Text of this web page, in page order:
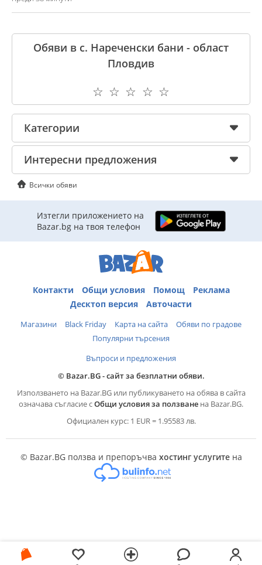
Обяви в с. Нареченски бани - област
Пловдив
☆
☆
☆
☆
☆
Категории
Интересни предложения
Всички обяви
Изтегли приложението на
Bazar.bg на твоя телефон
Контакти Общи условия Помощ
Реклама
Десктоп версия
Авточасти
Магазини Black Friday Карта на сайта
Обяви по градове
Популярни търсения
Въпроси и предложения
© Bazar.BG - сайт за безплатни обяви.
Използването на Bazar.BG или публикуването на обява в сайта
означава съгласие сОбщи условия за ползване на Bazar.BG.
Официален курс: 1 EUR = 1.95583 лв.
© Bazar.BG ползва и препоръчва хостинг услугитена